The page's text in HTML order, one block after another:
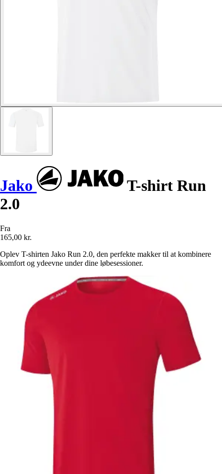
Jako
T-shirt Run
2.0
Fra
165,00 kr.
Oplev T-shirten Jako Run 2.0, den perfekte makker til at kombinere
komfort og ydeevne under dine løbesessioner.